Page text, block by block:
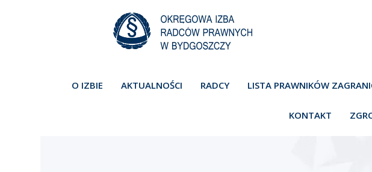
O IZBIE AKTUALNOŚCI RADCY LISTA PRAWNIKÓW
KONTAKT